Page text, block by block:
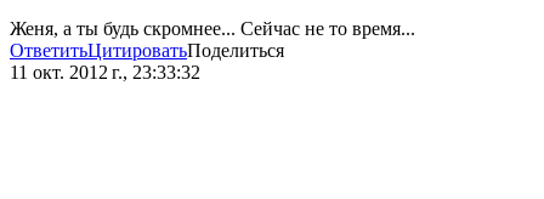
Женя, а ты будь скромнее... Сейчас не то время...
ОтветитьЦитироватьПоделиться
11 окт. 2012 г., 23:33:32